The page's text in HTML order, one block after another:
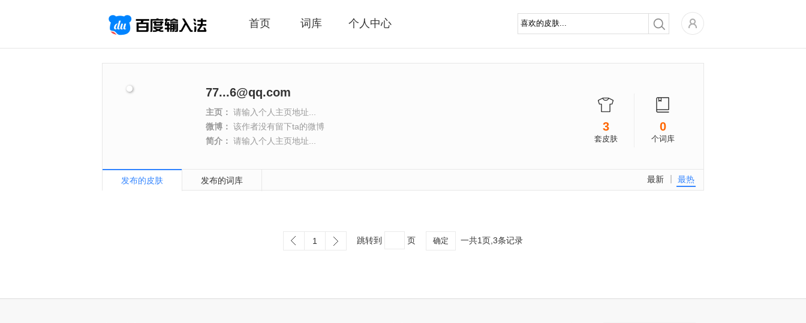
首页 词库 个人中心
3
套皮肤
0
个词库
77...6@qq.com
主页： 请输入个人主页地址...
微博： 该作者没有留下ta的微博
简介： 请输入个人主页地址...
最热
最新
发布的皮肤 发布的词库
1 跳转到 页 确定 一共1页,3条记录